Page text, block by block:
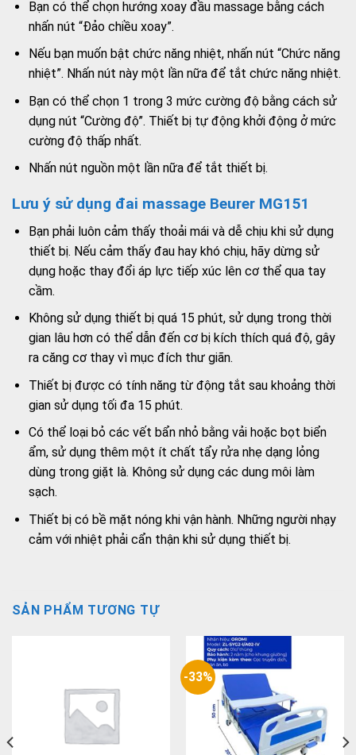
Bạn có thể chọn hướng xoay đầu massage bằng cách
nhấn nút “Đảo chiều xoay”.
Nếu bạn muốn bật chức năng nhiệt, nhấn nút “Chức năng
nhiệt”. Nhấn nút này một lần nữa để tắt chức năng nhiệt.
Bạn có thể chọn 1 trong 3 mức cường độ bằng cách sử
dụng nút “Cường độ”. Thiết bị tự động khởi động ở mức
cường độ thấp nhất.
Nhấn nút nguồn một lần nữa để tắt thiết bị.
Lưu ý sử dụng đai massage Beurer MG151
Bạn phải luôn cảm thấy thoải mái và dễ chịu khi sử dụng
thiết bị. Nếu cảm thấy đau hay khó chịu, hãy dừng sử
dụng hoặc thay đổi áp lực tiếp xúc lên cơ thể qua tay
cầm.
Không sử dụng thiết bị quá 15 phút, sử dụng trong thời
gian lâu hơn có thể dẫn đến cơ bị kích thích quá độ, gây
ra căng cơ thay vì mục đích thư giãn.
Thiết bị được có tính năng từ động tắt sau khoảng thời
gian sử dụng tối đa 15 phút.
Có thể loại bỏ các vết bẩn nhỏ bằng vải hoặc bọt biển
ẩm, sử dụng thêm một ít chất tẩy rửa nhẹ dạng lỏng
dùng trong giặt là. Không sử dụng các dung môi làm
sạch.
Thiết bị có bề mặt nóng khi vận hành. Những người nhạy
cảm với nhiệt phải cẩn thận khi sử dụng thiết bị.
SẢN PHẨM TƯƠNG TỰ
-33%